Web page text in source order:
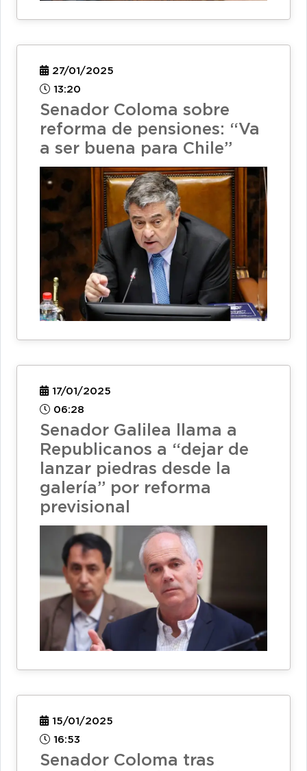
27/01/2025
13:20
Senador Coloma sobre
reforma de pensiones: “Va
a ser buena para Chile”
17/01/2025
06:28
Senador Galilea llama a
Republicanos a “dejar de
lanzar piedras desde la
galería” por reforma
previsional
15/01/2025
16:53
Senador Coloma tras